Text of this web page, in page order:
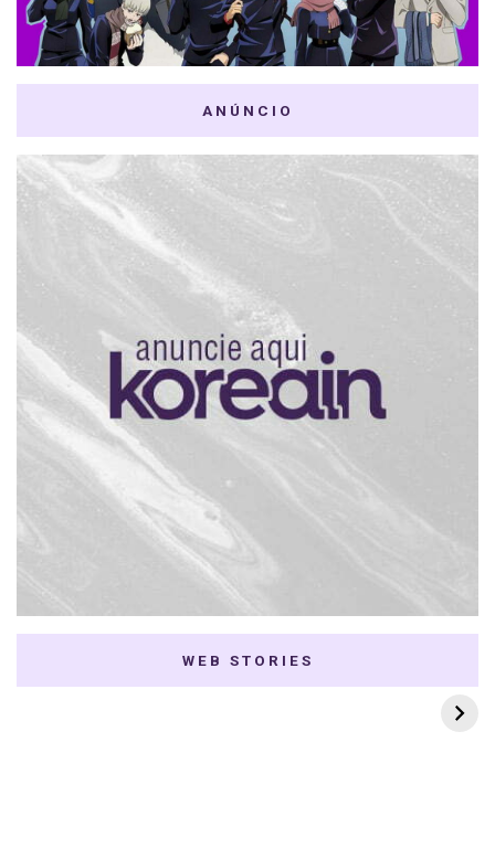
ANÚNCIO
WEB STORIES
7 K-dramas Enemies
to Lovers
Thai Dramas com
First e Khaotung